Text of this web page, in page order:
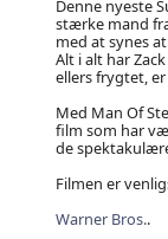
Denne nyeste
stærke mand
med at synes
Alt i alt har
ellers frygtet,
Med Man Of
film som har
de
Filmen er
Warner Bros..